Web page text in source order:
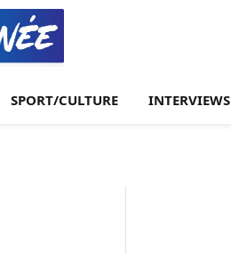
SPORT/CULTURE INTERVIEWS